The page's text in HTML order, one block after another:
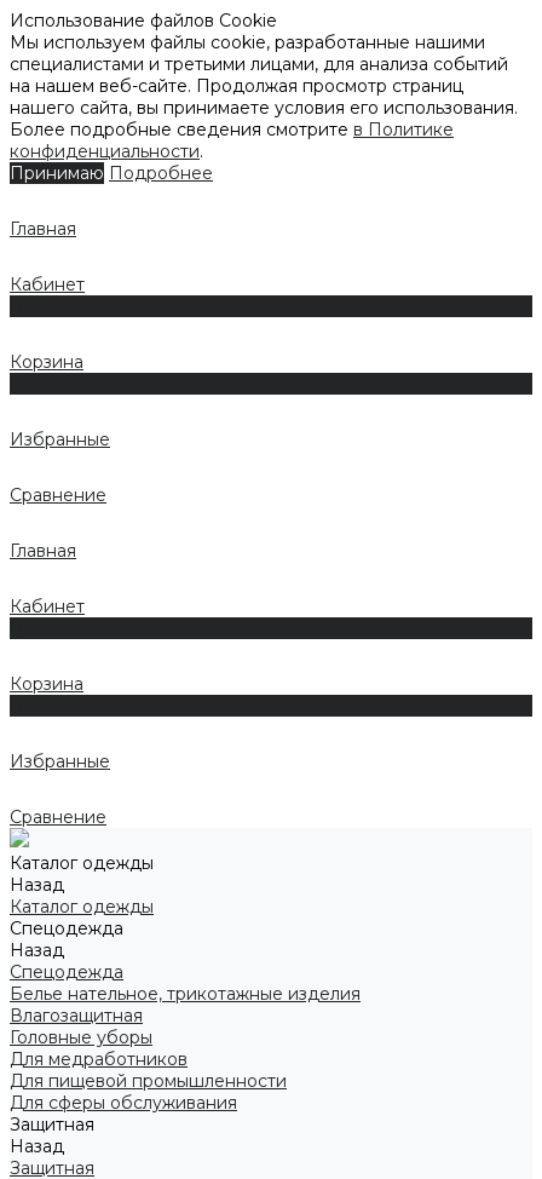
Использование файлов Cookie
Мы используем файлы cookie, разработанные нашими
специалистами и третьими лицами, для анализа событий
на нашем веб-сайте. Продолжая просмотр страниц
нашего сайта, вы принимаете условия его использования.
Более подробные сведения смотрите в Политике
конфиденциальности.
Принимаю Подробнее
Главная
Кабинет
Корзина
Избранные
Сравнение
Главная
Кабинет
Корзина
Избранные
Сравнение
Каталог одежды
Назад
Каталог одежды
Спецодежда
Назад
Спецодежда
Белье нательное, трикотажные изделия
Влагозащитная
Головные уборы
Для медработников
Для пищевой промышленности
Для сферы обслуживания
Защитная
Назад
Защитная